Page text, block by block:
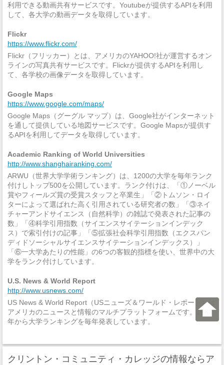
利用できる動画共有サービスです。Youtubeが提供するAPIを利用
して、各大学の動画データを取得しています。
Flickr
https://www.flickr.com/
Flickr（フリッカー）とは、アメリカのYAHOO!社が運営するオン
ラインの写真共有サービスです。Flickrが提供するAPIを利用し
て、各学校の画像データを取得しています。
Google Maps
https://www.google.com/maps/
Google Maps（グーグル マップ）は、Google社がインターネット
を通して提供している地図サービスです。Google Mapsが提供す
るAPIを利用してデータを取得しています。
Academic Ranking of World Universities
http://www.shanghairanking.com/
ARWU（世界大学学術ランキング）は、1200の大学を毎年ランク
付けしトップ500を公開しています。ランク付けは、「①ノーベル
賞やフィールズ賞の受賞スタッフと卒業生」「②トムソン・ロイ
ターによって選ばれた高く引用されている研究者の数」「③ネイ
チャーアンドサイエンス（自然科学）の雑誌で発表された記事の
数」「④科学引用指数（サイエンスサイテーションインデック
ス）で索引付けの記事」「⑤拡張社会科学引用指数（エクスパン
ディドソーシャルサイエンスサイテーションインデックス）」
「⑥一大学あたりの性能」の6つの客観的指標を使い、世界中の大
学をランク付けしています。
U.S. News & World Report
http://www.usnews.com/
US News & World Report（USニューズ＆ワールド・レポート）は
アメリカのニュースと情報のマルチプラットフォームです。1983
年から大学ランキングを毎年発表しています。
クリントン・コミュニティ・カレッジの情報ならア